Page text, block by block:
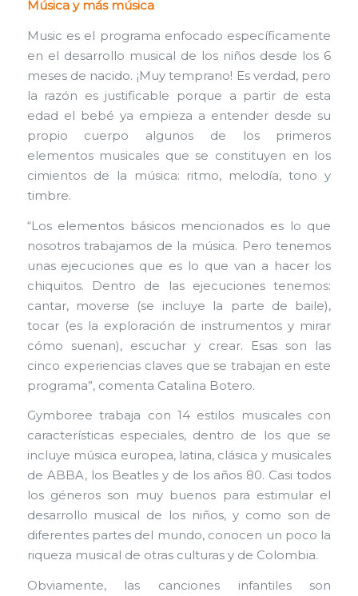
Música y más música
Music es el programa enfocado específicamente
en el desarrollo musical de los niños desde los 6
meses de nacido. ¡Muy temprano! Es verdad, pero
la razón es justificable porque a partir de esta
edad el bebé ya empieza a entender desde su
propio cuerpo algunos de los primeros
elementos musicales que se constituyen en los
cimientos de la música: ritmo, melodía, tono y
timbre.
“Los elementos básicos mencionados es lo que
nosotros trabajamos de la música. Pero tenemos
unas ejecuciones que es lo que van a hacer los
chiquitos. Dentro de las ejecuciones tenemos:
cantar, moverse (se incluye la parte de baile),
tocar (es la exploración de instrumentos y mirar
cómo suenan), escuchar y crear. Esas son las
cinco experiencias claves que se trabajan en este
programa”, comenta Catalina Botero.
Gymboree trabaja con 14 estilos musicales con
características especiales, dentro de los que se
incluye música europea, latina, clásica y musicales
de ABBA, los Beatles y de los años 80. Casi todos
los géneros son muy buenos para estimular el
desarrollo musical de los niños, y como son de
diferentes partes del mundo, conocen un poco la
riqueza musical de otras culturas y de Colombia.
Obviamente, las canciones infantiles son